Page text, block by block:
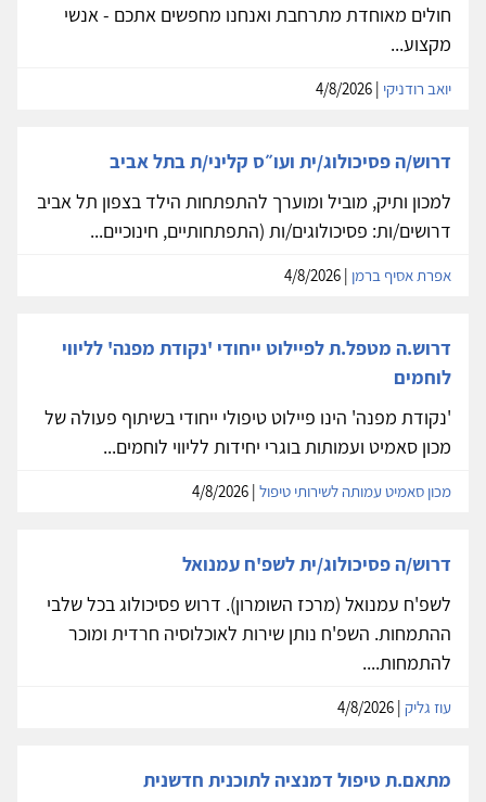
חולים מאוחדת מתרחבת ואנחנו מחפשים אתכם - אנשי
מקצוע...
יואב רודניקי
דרוש/ה פסיכולוג/ית ועו״ס קליני/ת בתל אביב
למכון ותיק, מוביל ומוערך להתפתחות הילד בצפון תל אביב
דרושים/ות: פסיכולוגים/ות (התפתחותיים, חינוכיים...
אפרת אסיף ברמן
דרוש.ה מטפל.ת לפיילוט ייחודי 'נקודת מפנה' לליווי
לוחמים
'נקודת מפנה' הינו פיילוט טיפולי ייחודי בשיתוף פעולה של
מכון סאמיט ועמותות בוגרי יחידות לליווי לוחמים...
מכון סאמיט עמותה לשירותי טיפול
דרוש/ה פסיכולוג/ית לשפ'ח עמנואל
לשפ'ח עמנואל (מרכז השומרון). דרוש פסיכולוג בכל שלבי
ההתמחות. השפ'ח נותן שירות לאוכלוסיה חרדית ומוכר
להתמחות....
עוז גליק
מתאם.ת טיפול דמנציה לתוכנית חדשנית